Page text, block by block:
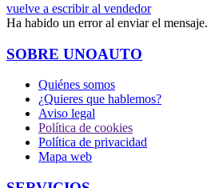
vuelve a escribir al vendedor
Ha habido un error al enviar el mensaje.
SOBRE UNOAUTO
Quiénes somos
¿Quieres que hablemos?
Aviso legal
Política de cookies
Política de privacidad
Mapa web